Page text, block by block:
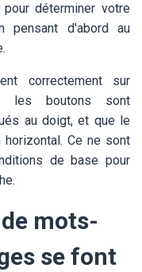
déterminer votre
pensant d'abord au
correctement sur
les boutons sont
au doigt, et que le
Ce ne sont
de base pour
mots-
se font